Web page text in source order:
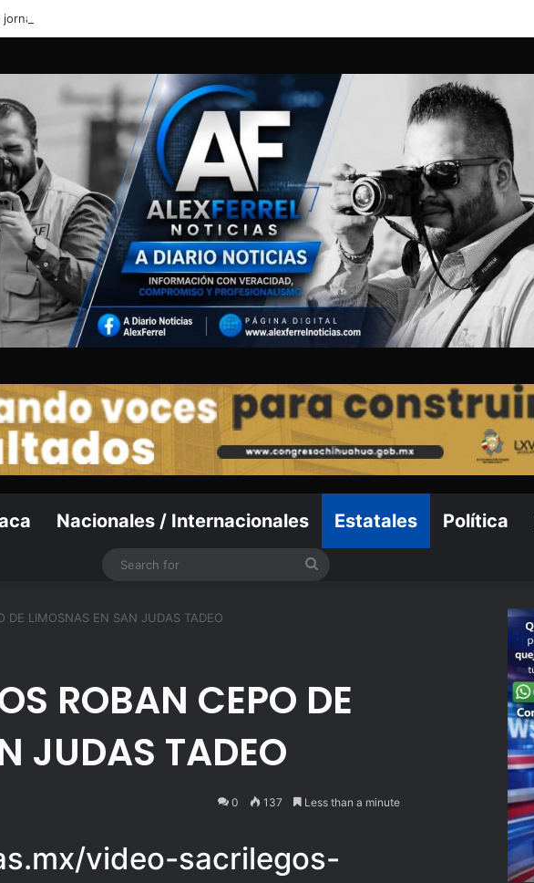
jornada gratuita de vacunación antirrábica y desparasitación en la colonia Terrazas
Nacionales / Internacionales Estatales Política
Search
DE LIMOSNAS EN SAN JUDAS TADEO
ROBAN CEPO DE
JUDAS TADEO
0 137 Less than a minute
video-sacrilegos-